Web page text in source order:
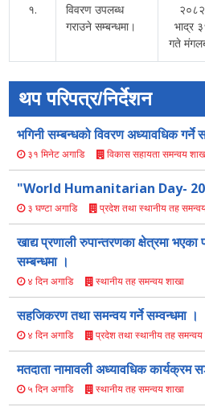
१.
विवरण उपलब्ध
गराउने सम्बन्धमा।
२०८२
भाद्र
गते
थप परिपत्र/निर्देशन
भगिनी सम्बन्धको विवरण अध्यावधिक गर्ने
३१ मिनेट अगाडि विकास सहायता समन्वय
"World Humanitarian Day-
३ घण्टा अगाडि प्रदेश तथा स्थानीय तह
खाद्य प्रणाली रुपान्तरणका क्षेत्रमा
सम्बन्धमा ।
४ दिन अगाडि स्थानीय तह समन्वय शाखा
सहजिकरण तथा समन्वय गर्ने सम्वन्धमा ।
४ दिन अगाडि प्रदेश तथा स्थानीय तह समन्वय
मतदाता नामावली अध्यावधिक कार्यक्रम
५ दिन अगाडि स्थानीय तह समन्वय शाखा